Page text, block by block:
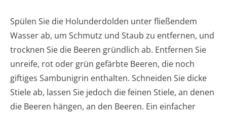
Spülen Sie die Holunderdolden unter fließendem
Wasser ab, um Schmutz und Staub zu entfernen, und
trocknen Sie die Beeren gründlich ab. Entfernen Sie
unreife, rot oder grün gefärbte Beeren, die noch
giftiges Sambunigrin enthalten. Schneiden Sie dicke
Stiele ab, lassen Sie jedoch die feinen Stiele, an denen
die Beeren hängen, an den Beeren. Ein einfacher